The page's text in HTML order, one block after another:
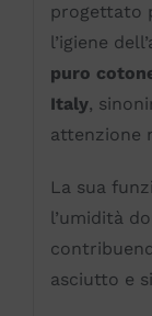
progettato
l’igiene
puro
Italy,
attenzione
La sua
l’umidità
asciutto e